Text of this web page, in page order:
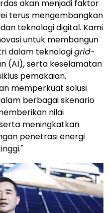
akan menjadi faktor
terus mengembangkan
teknologi digital. Kami
untuk membangun
dalam teknologigrid-
(AI), serta keselamatan
pemakaian.
memperkuat solusi
berbagai skenario
nilai
meningkatkan
penetrasi energi